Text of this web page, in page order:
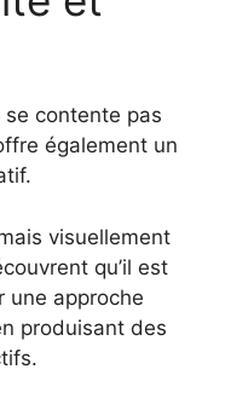
contente pas
également un
visuellement
qu’il est
une approche
produisant des